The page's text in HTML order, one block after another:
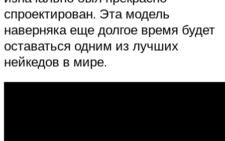
спроектирован. Эта модель
наверняка еще долгое время будет
оставаться одним из лучших
нейкедов в мире.